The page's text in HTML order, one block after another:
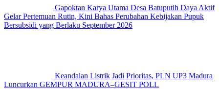
Gapoktan Karya Utama Desa Batuputih Daya Aktif
Gelar Pertemuan Rutin, Kini Bahas Perubahan Kebijakan Pupuk
Bersubsidi yang Berlaku September 2026
Keandalan Listrik Jadi Prioritas, PLN UP3 Madura
Luncurkan GEMPUR MADURA–GESIT POLL